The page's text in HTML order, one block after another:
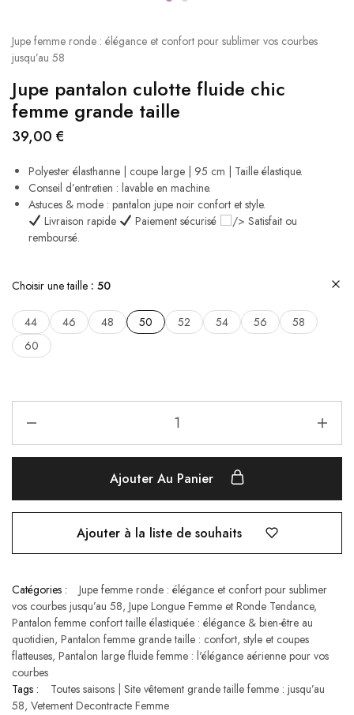
Jupe femme ronde : élégance et confort pour sublimer vos courbes
jusqu’au 58
Jupe pantalon culotte fluide chic
femme grande taille
39,00 €
Polyester élasthanne | coupe large | 95 cm | Taille élastique.
Conseil d’entretien : lavable en machine.
Astuces & mode : pantalon jupe noir confort et style.
Livraison rapide
Paiement sécurisé
/> Satisfait ou
remboursé.
Choisir une taille 50
44 46 48 50 52 54 56
58
60
Ajouter Au Panier
Ajouter à la liste de souhaits
Catégories :
Jupe femme ronde : élégance et confort pour sublimer
vos courbes jusqu’au 58, Jupe Longue Femme​ et Ronde Tendance,
Pantalon femme confort taille élastiquée : élégance & bien-être au
quotidien, Pantalon femme grande taille : confort, style et coupes
flatteuses, Pantalon large fluide femme : l'élégance aérienne pour vos
courbes
Tags :
Toutes saisons | Site vêtement grande taille femme : jusqu’au
58, Vetement Decontracte Femme